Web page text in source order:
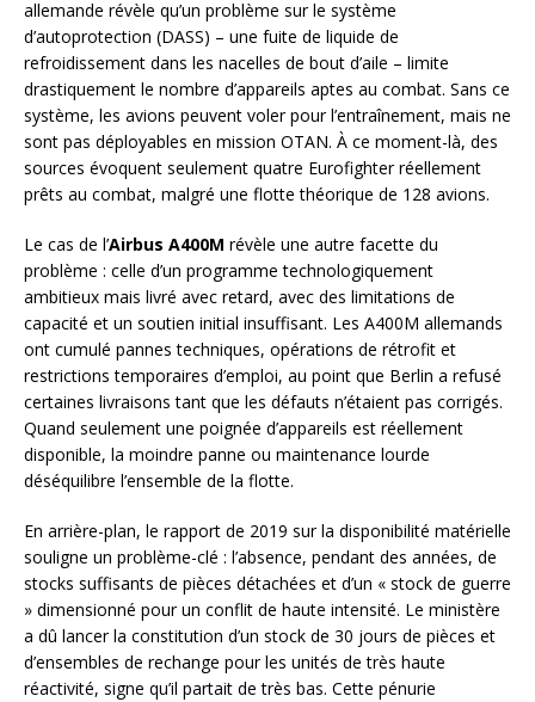
allemande révèle qu’un problème sur le système
d’autoprotection (DASS) – une fuite de liquide de
refroidissement dans les nacelles de bout d’aile – limite
drastiquement le nombre d’appareils aptes au combat. Sans ce
système, les avions peuvent voler pour l’entraînement, mais ne
sont pas déployables en mission OTAN. À ce moment-là, des
sources évoquent seulement quatre Eurofighter réellement
prêts au combat, malgré une flotte théorique de 128 avions.
Le cas de l’Airbus A400M révèle une autre facette du
problème : celle d’un programme technologiquement
ambitieux mais livré avec retard, avec des limitations de
capacité et un soutien initial insuffisant. Les A400M allemands
ont cumulé pannes techniques, opérations de rétrofit et
restrictions temporaires d’emploi, au point que Berlin a refusé
certaines livraisons tant que les défauts n’étaient pas corrigés.
Quand seulement une poignée d’appareils est réellement
disponible, la moindre panne ou maintenance lourde
déséquilibre l’ensemble de la flotte.
En arrière-plan, le rapport de 2019 sur la disponibilité matérielle
souligne un problème-clé : l’absence, pendant des années, de
stocks suffisants de pièces détachées et d’un « stock de guerre
» dimensionné pour un conflit de haute intensité. Le ministère
a dû lancer la constitution d’un stock de 30 jours de pièces et
d’ensembles de rechange pour les unités de très haute
réactivité, signe qu’il partait de très bas. Cette pénurie